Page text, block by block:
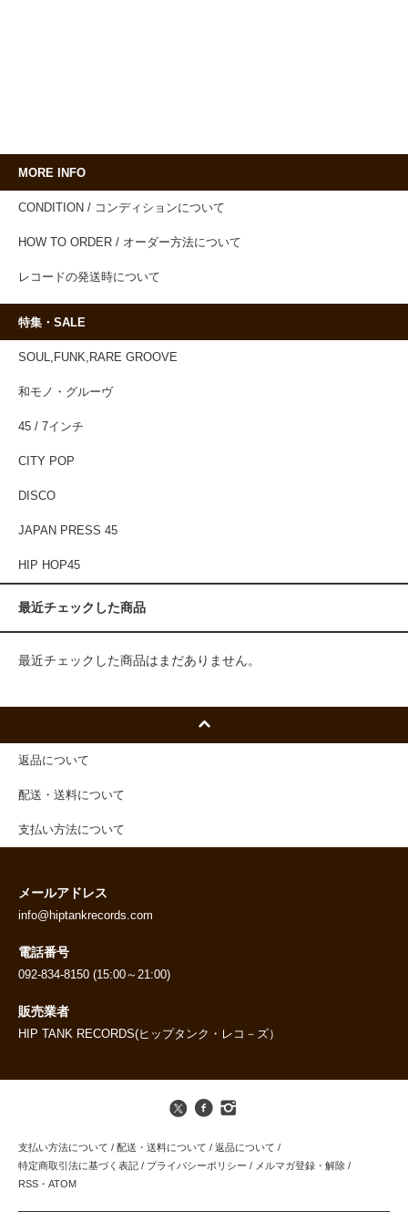
MORE INFO
CONDITION / コンディションについて
HOW TO ORDER / オーダー方法について
レコードの発送時について
特集・SALE
SOUL,FUNK,RARE GROOVE
和モノ・グルーヴ
45 / 7インチ
CITY POP
DISCO
JAPAN PRESS 45
HIP HOP45
最近チェックした商品
最近チェックした商品はまだありません。
返品について
配送・送料について
支払い方法について
メールアドレス
info@hiptankrecords.com
電話番号
092-834-8150 (15:00～21:00)
販売業者
HIP TANK RECORDS(ヒップタンク・レコ－ズ）
支払い方法について / 配送・送料について / 返品について /
特定商取引法に基づく表記 / プライバシーポリシー / メルマガ登録・解除 /
RSS ・ ATOM